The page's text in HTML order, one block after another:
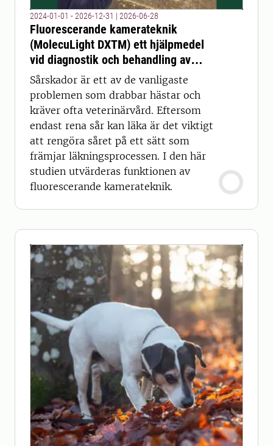
2024-01-01 - 2026-12-31 | 2026-06-28
Fluorescerande kamerateknik
(MolecuLight DXTM) ett hjälpmedel
vid diagnostik och behandling av
sårskador hos djur?
Sårskador är ett av de vanligaste
problemen som drabbar hästar och
kräver ofta veterinärvård. Eftersom
endast rena sår kan läka är det viktigt
att rengöra såret på ett sätt som
främjar läkningsprocessen. I den här
studien utvärderas funktionen av
fluorescerande kamerateknik.